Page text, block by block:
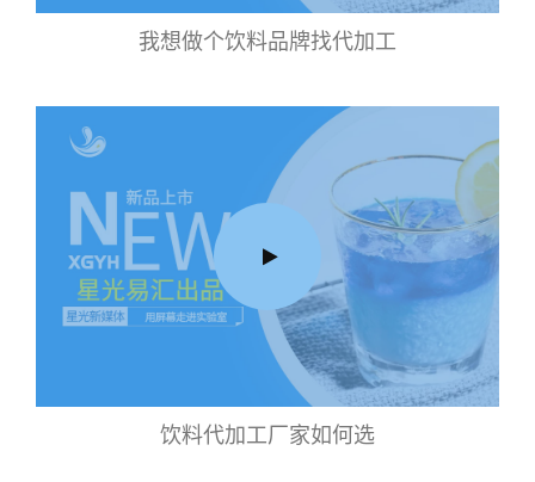
我想做个饮料品牌找代加工
饮料代加工厂家如何选